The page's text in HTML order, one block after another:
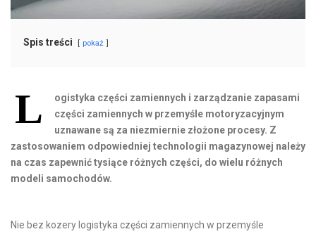
Spis treści pokaż
L
ogistyka części zamiennych i zarządzanie zapasami
części zamiennych w przemyśle motoryzacyjnym
uznawane są za niezmiernie złożone procesy. Z
zastosowaniem odpowiedniej technologii magazynowej należy
na czas zapewnić tysiące różnych części, do wielu różnych
modeli samochodów.
Nie bez kozery logistyka części zamiennych w przemyśle